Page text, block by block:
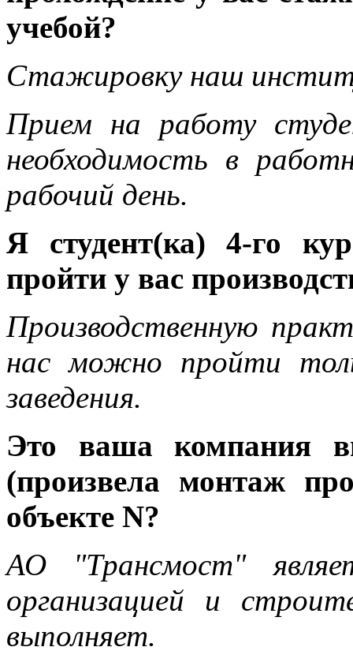
учебой?
Стажировку наш
Прием на работу
необходимость в
рабочий день.
Я студент(ка) 4-го
пройти у вас
Производственную
нас можно пройти
заведения.
Это ваша компания
(произвела монтаж
объекте N?
АО "Трансмост"
организацией и
выполняет.